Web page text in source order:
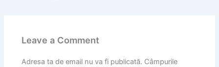
Leave a Comment
Adresa ta de email nu va fi publicată. Câmpurile